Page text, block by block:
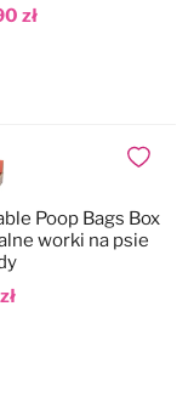
zł
Poop Bags Box
worki na psie
Dodaj